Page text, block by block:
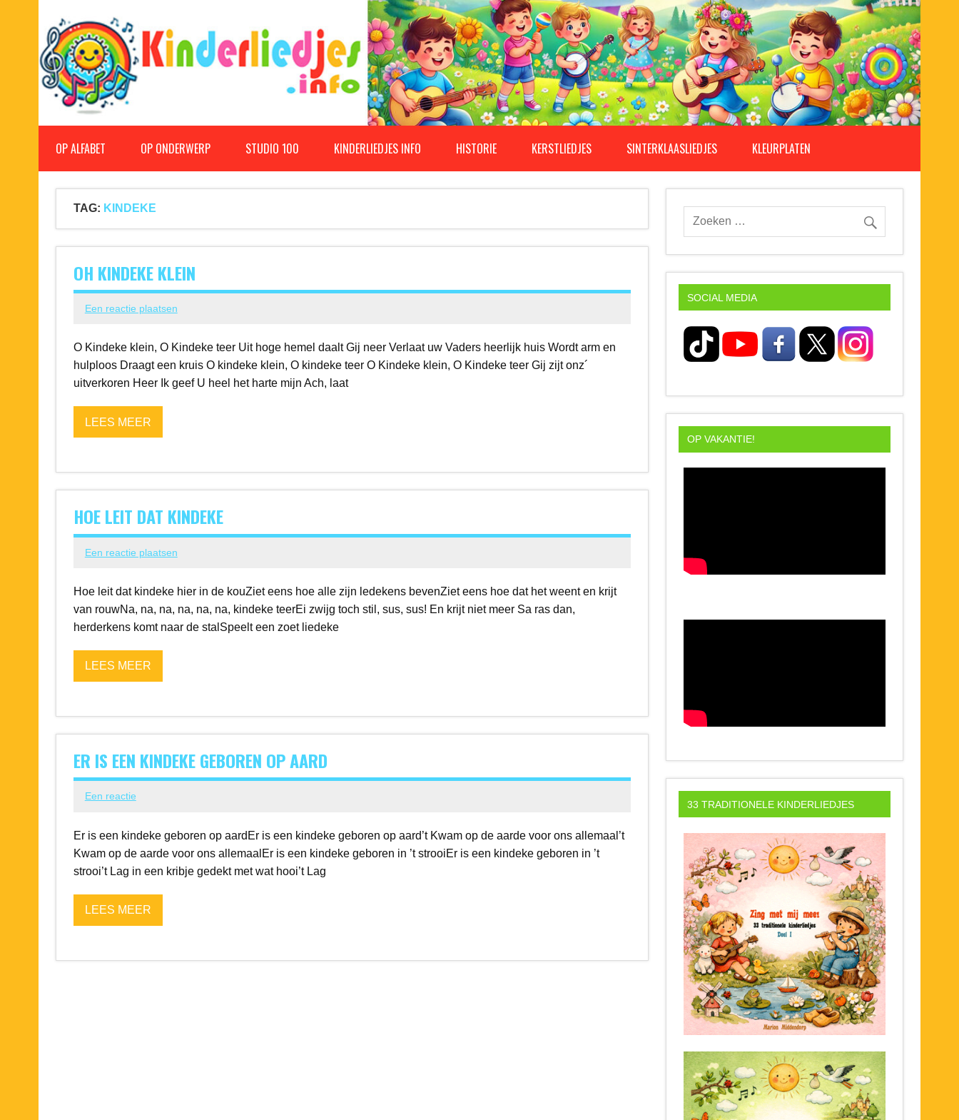
Kinderliedjes
OP ALFABET OP ONDERWERP STUDIO 100 KINDERLIEDJES INFO HISTORIE KERSTLIEDJES SINTERKLAASLIEDJES KLEURPLATEN
TAG: KINDEKE
OH KINDEKE KLEIN
Een reactie plaatsen
O Kindeke klein, O Kindeke teer Uit hoge hemel daalt Gij neer Verlaat uw Vaders heerlijk huis Wordt arm en
hulploos Draagt een kruis O kindeke klein, O kindeke teer O Kindeke klein, O Kindeke teer Gij zijt onz´
uitverkoren Heer Ik geef U heel het harte mijn Ach, laat
LEES MEER
HOE LEIT DAT KINDEKE
Een reactie plaatsen
Hoe leit dat kindeke hier in de kouZiet eens hoe alle zijn ledekens bevenZiet eens hoe dat het weent en krijt
van rouwNa, na, na, na, na, na, kindeke teerEi zwijg toch stil, sus, sus! En krijt niet meer Sa ras dan,
herderkens komt naar de stalSpeelt een zoet liedeke
LEES MEER
ER IS EEN KINDEKE GEBOREN OP AARD
Een reactie
Er is een kindeke geboren op aardEr is een kindeke geboren op aard’t Kwam op de aarde voor ons allemaal’t
Kwam op de aarde voor ons allemaalEr is een kindeke geboren in ’t strooiEr is een kindeke geboren in ’t
strooi’t Lag in een kribje gedekt met wat hooi’t Lag
LEES MEER
SOCIAL MEDIA
OP VAKANTIE!
33 TRADITIONELE KINDERLIEDJES